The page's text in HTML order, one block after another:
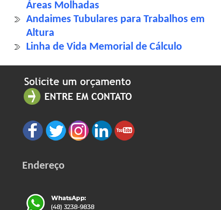
Áreas Molhadas
Andaimes Tubulares para Trabalhos em
Altura
Linha de Vida Memorial de Cálculo
Endereço